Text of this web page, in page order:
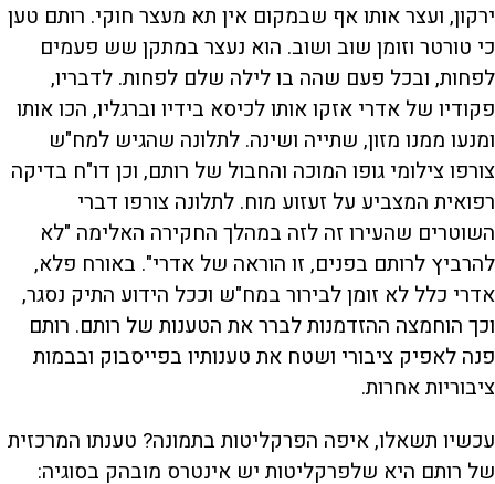
ירקון, ועצר אותו אף שבמקום אין תא מעצר חוקי. רותם טען
כי טורטר וזומן שוב ושוב. הוא נעצר במתקן שש פעמים
לפחות, ובכל פעם שהה בו לילה שלם לפחות. לדבריו,
פקודיו של אדרי אזקו אותו לכיסא בידיו וברגליו, הכו אותו
ומנעו ממנו מזון, שתייה ושינה. לתלונה שהגיש למח"ש
צורפו צילומי גופו המוכה והחבול של רותם, וכן דו"ח בדיקה
רפואית המצביע על זעזוע מוח. לתלונה צורפו דברי
השוטרים שהעירו זה לזה במהלך החקירה האלימה "לא
להרביץ לרותם בפנים, זו הוראה של אדרי". באורח פלא,
אדרי כלל לא זומן לבירור במח"ש וככל הידוע התיק נסגר,
וכך הוחמצה ההזדמנות לברר את הטענות של רותם. רותם
פנה לאפיק ציבורי ושטח את טענותיו בפייסבוק ובבמות
ציבוריות אחרות.
עכשיו תשאלו, איפה הפרקליטות בתמונה? טענתו המרכזית
של רותם היא שלפרקליטות יש אינטרס מובהק בסוגיה: